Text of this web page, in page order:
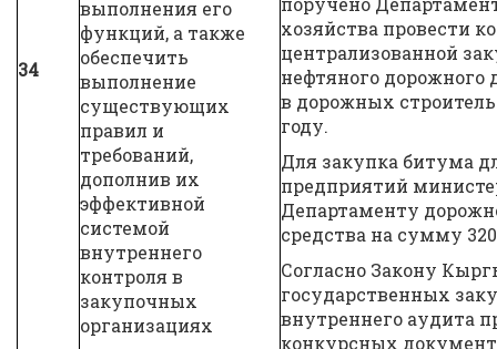
34
выполнения его
функций, а также
обеспечить
выполнение
существующих
правил и
требований,
дополнив их
эффективной
системой
внутреннего
контроля в
закупочных
организациях
хозяйства провести
централизованной
нефтяного дорожного
в дорожных
году.
Для закупка битума
предприятий
Департаменту
средства на сумму
Согласно Закону
государственных
внутреннего аудита
конкурсных